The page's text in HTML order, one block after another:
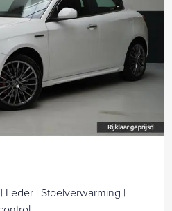
Leder | Stoelverwarming |